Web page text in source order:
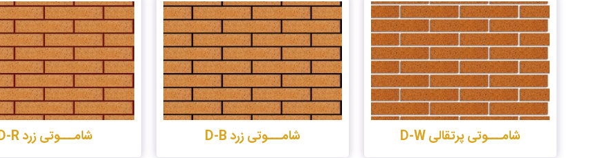
شامـــوتی پرتقالی D-W شامـــوتی زرد D-B شامـــوتی زرد D-R